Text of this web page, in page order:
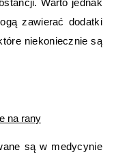
Warto jednak
zawierać dodatki
niekoniecznie są
na rany
są w medycynie